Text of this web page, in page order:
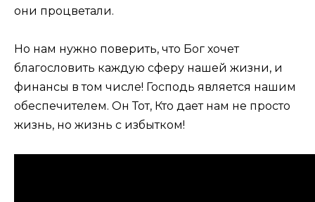
они процветали.
Но нам нужно поверить, что Бог хочет
благословить каждую сферу нашей жизни, и
финансы в том числе! Господь является нашим
обеспечителем. Он Тот, Кто дает нам не просто
жизнь, но жизнь с избытком!